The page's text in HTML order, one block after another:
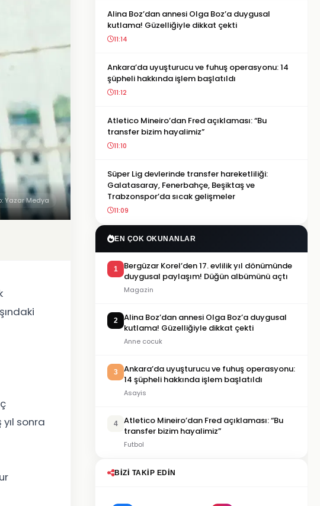
Yazar Medya
sonra
Alina Boz’dan annesi Olga Boz’a duygusal
kutlama! Güzelliğiyle dikkat çekti
11:14
Ankara’da uyuşturucu ve fuhuş operasyonu: 14
şüpheli hakkında işlem başlatıldı
11:12
Atletico Mineiro’dan Fred açıklaması: “Bu
transfer bizim hayalimiz”
11:10
Süper Lig devlerinde transfer hareketliliği:
Galatasaray, Fenerbahçe, Beşiktaş ve
Trabzonspor’da sıcak gelişmeler
11:09
EN ÇOK OKUNANLAR
1
Bergüzar Korel’den 17. evlilik yıl dönümünde
duygusal paylaşım! Düğün albümünü açtı
Magazin
2
Alina Boz’dan annesi Olga Boz’a duygusal
kutlama! Güzelliğiyle dikkat çekti
Anne cocuk
3
Ankara’da uyuşturucu ve fuhuş operasyonu:
14 şüpheli hakkında işlem başlatıldı
Asayis
4
Atletico Mineiro’dan Fred açıklaması: “Bu
transfer bizim hayalimiz”
Futbol
BIZI TAKIP EDIN